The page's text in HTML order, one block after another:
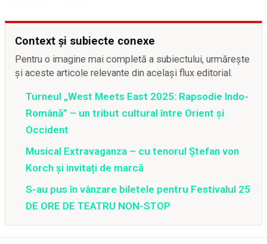
Context și subiecte conexe
Pentru o imagine mai completă a subiectului, urmărește
și aceste articole relevante din același flux editorial.
Turneul „West Meets East 2025: Rapsodie Indo-
Română” – un tribut cultural între Orient și
Occident
Musical Extravaganza – cu tenorul Ștefan von
Korch și invitați de marcă
S-au pus în vânzare biletele pentru Festivalul 25
DE ORE DE TEATRU NON-STOP